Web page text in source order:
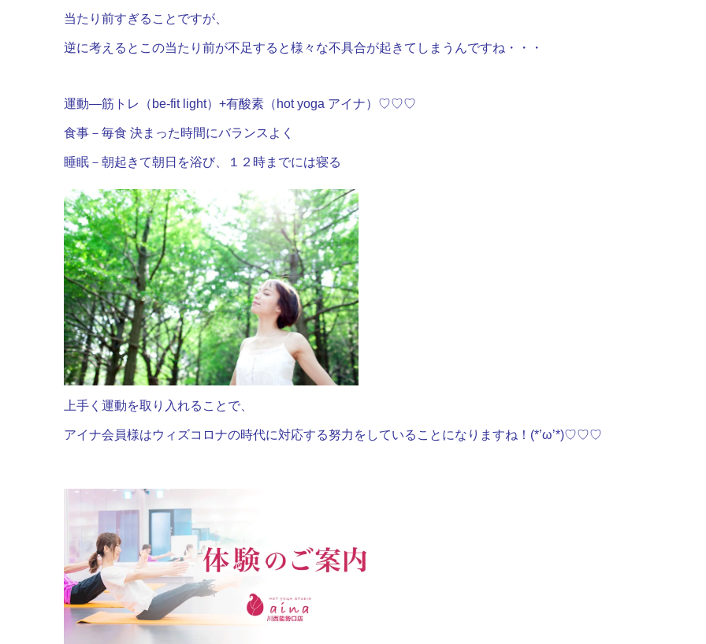
当たり前すぎることですが、
逆に考えるとこの当たり前が不足すると様々な不具合が起きてしまうんですね・・・
運動―筋トレ（be-fit light）+有酸素（hot yoga アイナ）♡♡♡
食事－毎食 決まった時間にバランスよく
睡眠－朝起きて朝日を浴び、１２時までには寝る
上手く運動を取り入れることで、
アイナ会員様はウィズコロナの時代に対応する努力をしていることになりますね！(*’ω’*)♡♡♡